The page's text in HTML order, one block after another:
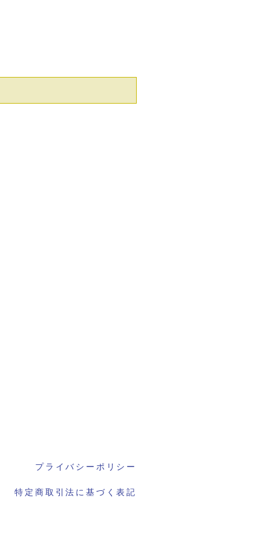
プライバシーポリシー
特定商取引法に基づく表記